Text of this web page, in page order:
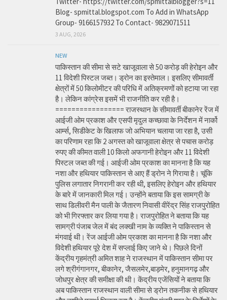
Blog- spmittal.blogspot.com To Add in WhatsApp
Group- 9166157932 To Contact- 9829071511
3 AUG, 2026
NEW
पाकिस्तान की सीमा से सटे खाजूवाला से 50 करोड़ की हेरोइन और
11 विदेशी पिस्टल जब्त। ड्रोन का इस्तेमाल। इसलिए सीमावर्ती
क्षेत्रों में 50 किलोमीटर की परिधि में अतिक्रमणों को हटाया जा रहा
है। लेकिन कांग्रेस इसमें भी राजनीति कर रही है।
================= राजस्थान के सीमावर्ती बीकानेर रेंज में
आईजी ओम प्रकाश और एसपी मृदुल कच्छावा के निर्देशन में नार्को
आर्म्स, सिडीकेट के खिलाफ जो अभियान चलाया जा रहा है, उसी
का परिणाम रहा कि 2 अगस्त को खाजूवाला क्षेत्र से पचास करोड़
रुपए की कीमत वाली 10 किलो अफगानी हेरोइन और 11 विदेशी
पिस्टल जब्त की गई। आईजी ओम प्रकाश का मानना है कि यह
नशा और हथियार पाकिस्तान से आए हैं ड्रोन ने गिराया है। चूंकि
पुलिस लगातार निगरानी कर रही थी, इसलिए हेरोइन और हथियार
के बारे में जानकारी मिल गई। उन्होंने बताया कि इस सामग्री के
साथ डिलीवरी मैन पाली के जैतारण निवासी वीरेंद्र सिंह राजपुरोहित
को भी गिरफ्तार कर लिया गया है। राजपुरोहित ने बताया कि यह
सामग्री पंजाब जेल में बंद लक्खी नाम के व्यक्ति ने पाकिस्तान से
मंगवाई थी। रेंज आईजी ओम प्रकाश का मानना है कि नशा और
विदेशी हथियार पूरे देश में सप्लाई किए जाने थे। पिछले दिनों
केंद्रीय गृहमंत्री अमित शाह ने राजस्थान में पाकिस्तान सीमा पर
लगे श्रीगंगानगर, बीकानेर, जैसलमेर,बाड़मेर, हनुमानगढ़ और
जोधपुर क्षेत्र की समीक्षा की थी। केंद्रीय एजेंसियों ने बताया कि
अब पाकिस्तान राजस्थान वाली सीमा से ड्रोन तकनीक से हथियार